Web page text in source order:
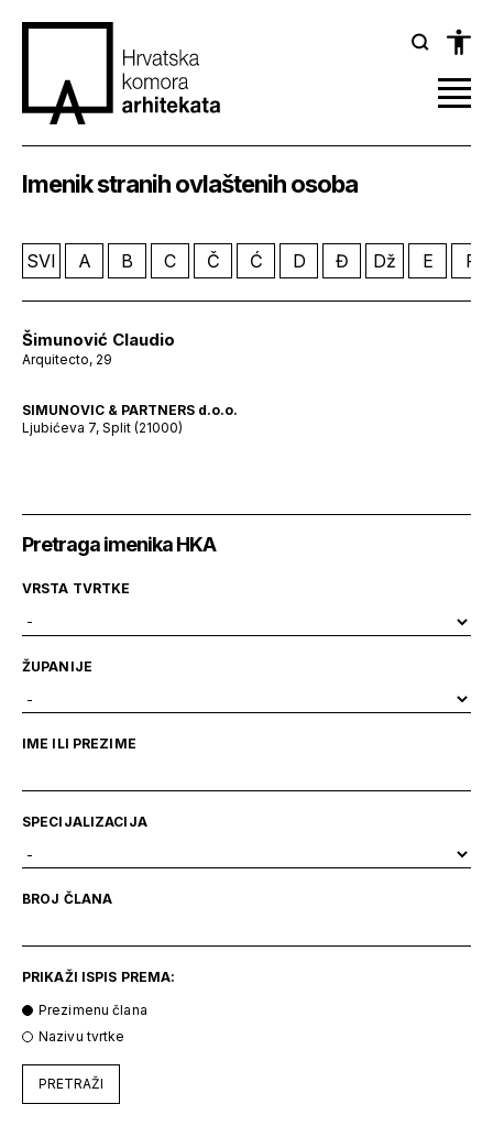
Imenik stranih ovlaštenih osoba
SVI A B C Č Ć D Đ Dž E F
Šimunović Claudio
Arquitecto, 29
SIMUNOVIC & PARTNERS d.o.o.
Ljubićeva 7, Split (21000)
Pretraga imenika HKA
VRSTA TVRTKE
ŽUPANIJE
IME ILI PREZIME
SPECIJALIZACIJA
BROJ ČLANA
PRIKAŽI ISPIS PREMA:
Prezimenu člana
Nazivu tvrtke
PRETRAŽI